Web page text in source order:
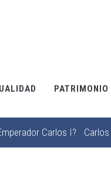
PATRIMONIO
Carlos I?